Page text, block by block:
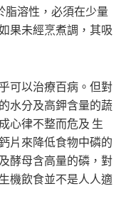
脂溶性，必須在少量
果未經烹煮調，其吸
可以治療百病。但對
水分及高鉀含量的蔬
心律不整而危及 生
片來降低食物中磷的
酵母含高量的磷，對
機飲食並不是人人適